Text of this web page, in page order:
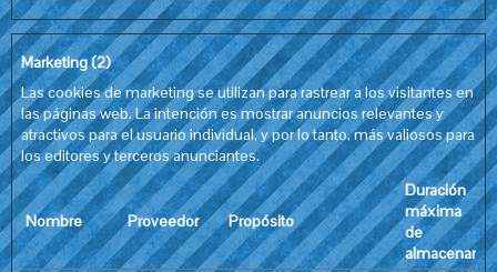
Marketing (2)
Las cookies de marketing se utilizan para rastrear a los visitantes en
las páginas web. La intención es mostrar anuncios relevantes y
atractivos para el usuario individual, y por lo tanto, más valiosos para
los editores y terceros anunciantes.
Nombre Proveedor Propósito
Duración
máxima
de